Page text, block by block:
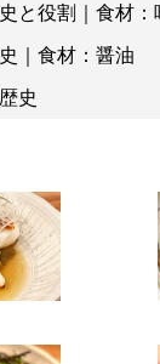
と役割｜食材：
｜食材：醤油
史